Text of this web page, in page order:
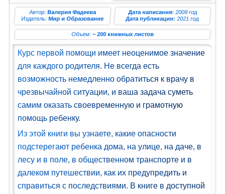
(1)
Роман
Автор:Валерия Фадеева
Издатель:Мир и Образование
Дата написания:2009 год
Дата публикации:2021 год
Объем:~ 200 книжных листов
Курс первой помощи имеет неоценимое значение
для каждого родителя. Не всегда есть
возможность немедленно обратиться к врачу в
чрезвычайной ситуации, и ваша задача суметь
самим оказать своевременную и грамотную
помощь ребенку.
Из этой книги вы узнаете, какие опасности
подстерегают ребенка дома, на улице, на даче, в
лесу и в поле, в общественном транспорте и в
далеком путешествии, как их предупредить и
справиться с последствиями. В книге в доступной